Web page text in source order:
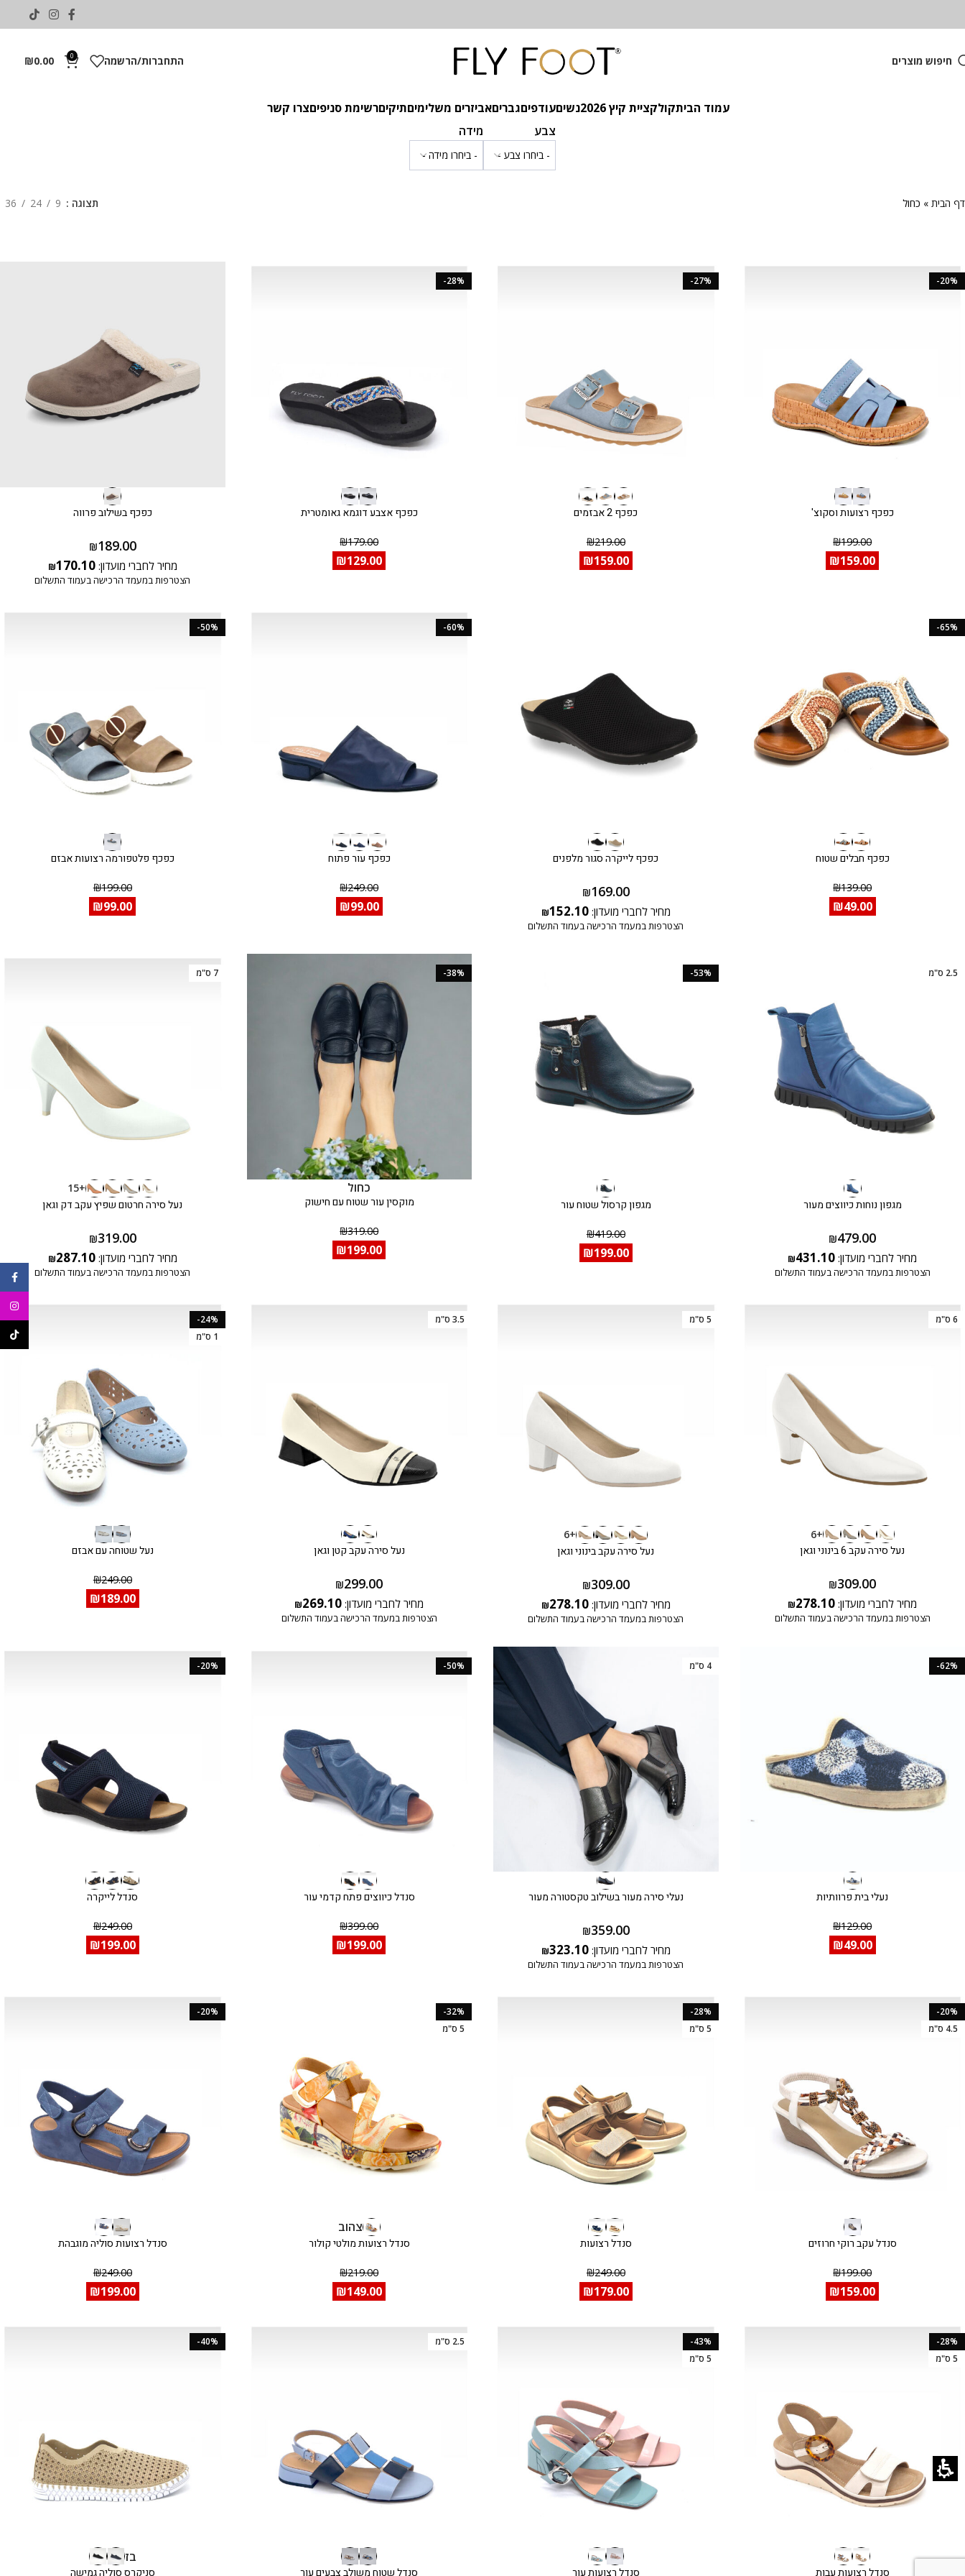
חיפוש מוצרים התחברות/הרשמה 0
₪0.00
עמוד הביתקולקציית קיץ 2026 נשיםעודפיםגבריםאביזרים משלימיםתיקיםרשימת סניפיםצרו קשר
צבע
מידה
דף הבית » כחול תצוגה 9
24
36
-20%
כפכף רצועות וסקוצ'
₪199.00
₪159.00
-27%
כפכף 2 אבזמים
₪219.00
₪159.00
-28%
כפכף אצבע דוגמא גאומטרית
₪179.00
₪129.00
כפכף בשילוב פרווה
₪189.00
מחיר לחברי מועדון: ₪170.10
הצטרפות במעמד הרכישה בעמוד התשלום
-65%
כפכף חבלים שטוח
₪139.00
₪49.00
כפכף לייקרה סגור מלפנים
₪169.00
מחיר לחברי מועדון: ₪152.10
הצטרפות במעמד הרכישה בעמוד התשלום
-60%
כפכף עור פתוח
₪249.00
₪99.00
-50%
כפכף פלטפורמה רצועות אבזם
₪199.00
₪99.00
2.5 ס"מ
מגפון נוחות כיווצים מעור
₪479.00
מחיר לחברי מועדון: ₪431.10
הצטרפות במעמד הרכישה בעמוד התשלום
-53%
מגפון קרסול שטוח עור
₪419.00
₪199.00
-38%
כחול
מוקסין עור שטוח עם חישוק
₪319.00
₪199.00
7 ס"מ
+15
נעל סירה חרטום שפיץ עקב דק וגאן
₪319.00
מחיר לחברי מועדון: ₪287.10
הצטרפות במעמד הרכישה בעמוד התשלום
6 ס"מ
+6
נעל סירה עקב 6 בינוני וגאן
₪309.00
מחיר לחברי מועדון: ₪278.10
הצטרפות במעמד הרכישה בעמוד התשלום
5 ס"מ
+6
נעל סירה עקב בינוני וגאן
₪309.00
מחיר לחברי מועדון: ₪278.10
הצטרפות במעמד הרכישה בעמוד התשלום
3.5 ס"מ
נעל סירה עקב קטן וגאן
₪299.00
מחיר לחברי מועדון: ₪269.10
הצטרפות במעמד הרכישה בעמוד התשלום
-24%
1 ס"מ
נעל שטוחה עם אבזם
₪249.00
₪189.00
-62%
נעלי בית פרוותיות
₪129.00
₪49.00
4 ס"מ
נעלי סירה מעור בשילוב טקסטורה מעור
₪359.00
מחיר לחברי מועדון: ₪323.10
הצטרפות במעמד הרכישה בעמוד התשלום
-50%
סנדל כיווצים פתח קדמי עור
₪399.00
₪199.00
-20%
סנדל לייקרה
₪249.00
₪199.00
-20%
4.5 ס"מ
סנדל עקב רוקי חרוזים
₪199.00
₪159.00
-28%
5 ס"מ
סנדל רצועות
₪249.00
₪179.00
-32%
5 ס"מ
צהוב
סנדל רצועות מולטי קולור
₪219.00
₪149.00
-20%
סנדל רצועות סוליה מוגבהת
₪249.00
₪199.00
-28%
5 ס"מ
סנדל רצועות עבות
-43%
5 ס"מ
סנדל רצועות עור
2.5 ס"מ
סנדל שטוח משולב צבעים עור
-40%
בז
סניקרס סוליה גמישה